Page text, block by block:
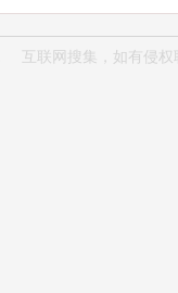
互联网搜集，如有侵